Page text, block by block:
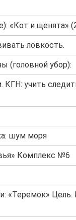
«Кот и щенята»
ловкость.
(головной убор):
КГН: учить
шум моря
Комплекс №6
«Теремок» Цель.